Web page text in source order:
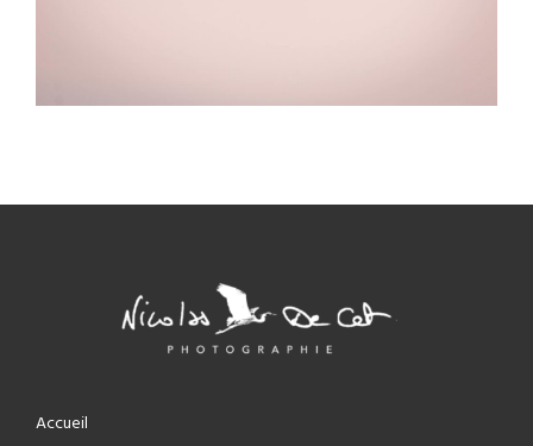
Accueil